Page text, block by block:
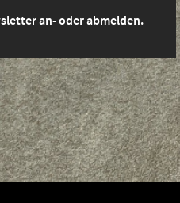
an- oder abmelden.